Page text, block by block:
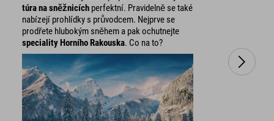
túra na sněžnicích perfektní. Pravidelně se také
nabízejí prohlídky s průvodcem. Nejprve se
prodřete hlubokým sněhem a pak ochutnejte
speciality Horního Rakouska. Co na to?